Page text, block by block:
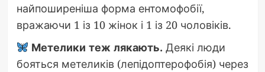
найпоширеніша форма ентомофобії,
вражаючи 1 із 10 жінок і 1 із 20 чоловіків.
Метелики теж лякають. Деякі люди
бояться метеликів (лепідоптерофобія) через